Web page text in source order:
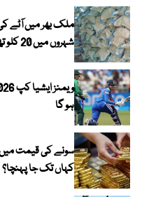
ملک بھر میں آٹے
شہروں میں 20 کلو تھیلا 100 روپے تک مہنگا
ہو گا
سونے کی قیمت میں
کہاں تک جا پہنچا؟